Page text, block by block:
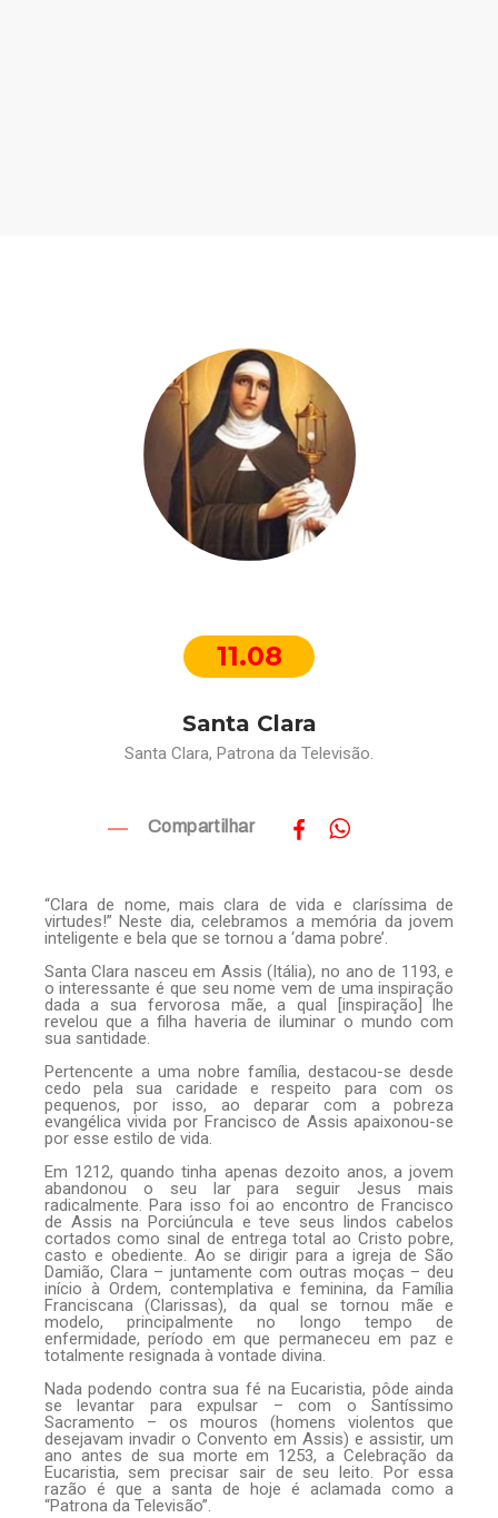
11.08
Santa Clara
Santa Clara, Patrona da Televisão.
Compartilhar
“Clara de nome, mais clara de vida e claríssima de
virtudes!” Neste dia, celebramos a memória da jovem
inteligente e bela que se tornou a ‘dama pobre’.
Santa Clara nasceu em Assis (Itália), no ano de 1193, e
o interessante é que seu nome vem de uma inspiração
dada a sua fervorosa mãe, a qual [inspiração] lhe
revelou que a filha haveria de iluminar o mundo com
sua santidade.
Pertencente a uma nobre família, destacou-se desde
cedo pela sua caridade e respeito para com os
pequenos, por isso, ao deparar com a pobreza
evangélica vivida por Francisco de Assis apaixonou-se
por esse estilo de vida.
Em 1212, quando tinha apenas dezoito anos, a jovem
abandonou o seu lar para seguir Jesus mais
radicalmente. Para isso foi ao encontro de Francisco
de Assis na Porciúncula e teve seus lindos cabelos
cortados como sinal de entrega total ao Cristo pobre,
casto e obediente. Ao se dirigir para a igreja de São
Damião, Clara – juntamente com outras moças – deu
início à Ordem, contemplativa e feminina, da Família
Franciscana (Clarissas), da qual se tornou mãe e
modelo, principalmente no longo tempo de
enfermidade, período em que permaneceu em paz e
totalmente resignada à vontade divina.
Nada podendo contra sua fé na Eucaristia, pôde ainda
se levantar para expulsar – com o Santíssimo
Sacramento – os mouros (homens violentos que
desejavam invadir o Convento em Assis) e assistir, um
ano antes de sua morte em 1253, a Celebração da
Eucaristia, sem precisar sair de seu leito. Por essa
razão é que a santa de hoje é aclamada como a
“Patrona da Televisão”.